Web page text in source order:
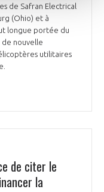
de Safran Electrical
(Ohio) et à
longue portée du
nouvelle
utilitaires
de citer le
la